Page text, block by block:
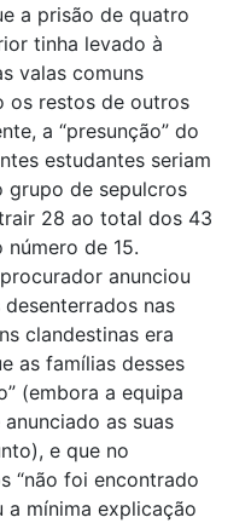
a prisão de quatro
tinha levado à
valas comuns
os restos de outros
a “presunção” do
estudantes seriam
grupo de sepulcros
28 ao total dos 43
de 15.
anunciou
nas
clandestinas era
as famílias desses
(embora a equipa
as suas
e que no
“não foi encontrado
a mínima explicação